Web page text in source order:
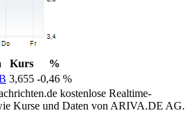
Kurs
%
3,655 -0,46 %
kostenlose Realtime-
Kurse und Daten von ARIVA.DE AG.